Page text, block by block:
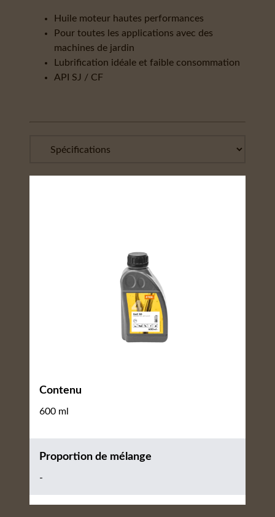
Huile moteur hautes performances
Pour toutes les applications avec des
machines de jardin
Lubrification idéale et faible consommation
API SJ / CF
Contenu
600 ml
Proportion de mélange
-